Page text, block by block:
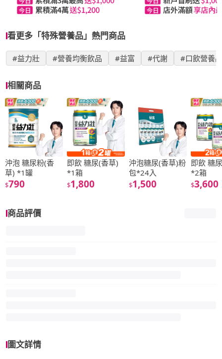
看更多「特殊營養品」熱門商品
#益力壯 #營養均衡飲品 #益富 #代謝 #口飲營養品
相關商品
沖泡 糖尿粉(香
草) *1罐
$790
即飲 糖尿(香草)
*1箱
$1,800
沖泡糖尿(香草)粉
包*24入
$1,500
即飲 糖
*2箱
$3,600
商品評價
圖文詳情